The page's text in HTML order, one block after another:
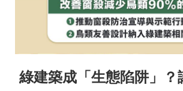
綠建築成「生態陷阱」？